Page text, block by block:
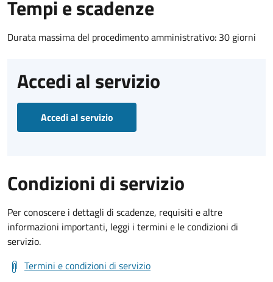
Tempi e scadenze
Durata massima del procedimento amministrativo: 30 giorni
Accedi al servizio
Accedi al servizio
Condizioni di servizio
Per conoscere i dettagli di scadenze, requisiti e altre
informazioni importanti, leggi i termini e le condizioni di
servizio.
Termini e condizioni di servizio